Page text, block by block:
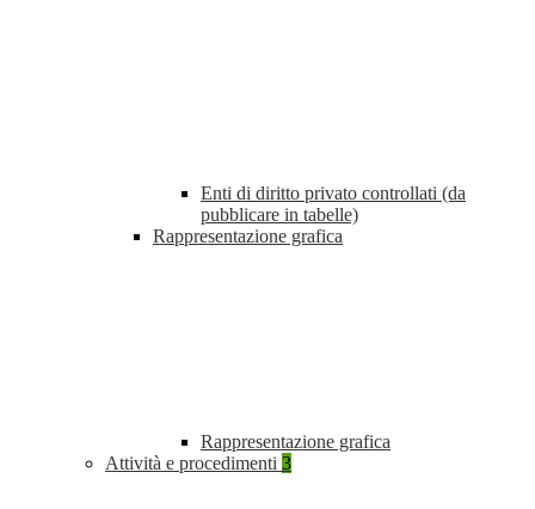
Enti di diritto privato controllati (da
pubblicare in tabelle)
Rappresentazione grafica
Rappresentazione grafica
Attività e procedimenti 3